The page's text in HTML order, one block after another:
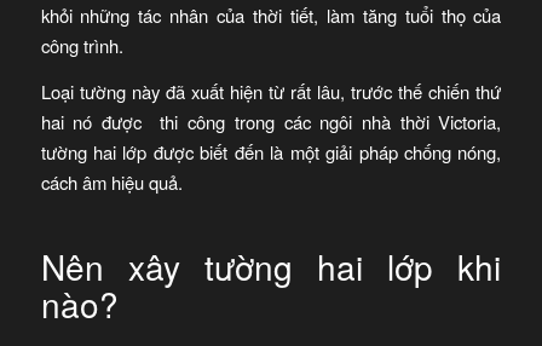
khỏi những tác nhân của thời tiết, làm tăng tuổi thọ của
công trình.
Loại tường này đã xuất hiện từ rất lâu, trước thế chiến thứ
hai nó được thi công trong các ngôi nhà thời Victoria,
tường hai lớp được biết đến là một giải pháp chống nóng,
cách âm hiệu quả.
Nên xây tường hai lớp khi
nào?